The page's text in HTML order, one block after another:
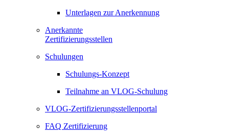
Unterlagen zur Anerkennung
Anerkannte
Zertifizierungsstellen
Schulungen
Schulungs-Konzept
Teilnahme an VLOG-Schulung
VLOG-Zertifizierungsstellenportal
FAQ Zertifizierung